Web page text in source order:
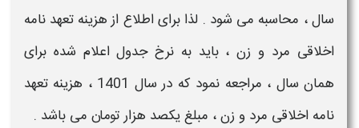
سال ، محاسبه می شود . لذا برای اطلاع از هزینه تعهد نامه
اخلاقی مرد و زن ، باید به نرخ جدول اعلام شده برای
همان سال ، مراجعه نمود که در سال 1401 ،
هزینه تعهد
نامه اخلاقی مرد و زن، مبلغ یکصد هزار تومان می باشد .